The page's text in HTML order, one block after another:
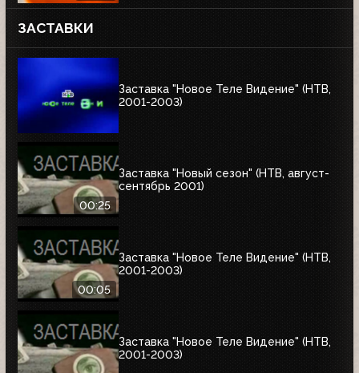
ЗАСТАВКИ
Заставка "Новое Теле Видение" (НТВ,
2001-2003)
00:25
Заставка "Новый сезон" (НТВ, август-
сентябрь 2001)
00:05
Заставка "Новое Теле Видение" (НТВ,
2001-2003)
Заставка "Новое Теле Видение" (НТВ,
2001-2003)